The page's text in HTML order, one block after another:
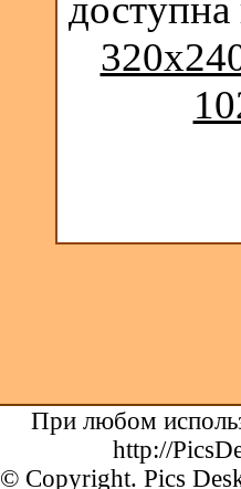
При любом
http://
© Copyright. Pics